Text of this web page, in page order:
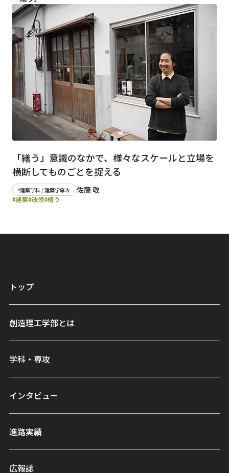
検索
早稲田大学 早稲田大学 理工学術院
交通アクセス
入試情報
学費 奨学金
日本語 English
「繕う」意識のなかで、様々なスケールと立場を
横断してものごとを捉える
建築学科 / 建築学専攻 佐藤 敬
#建築#改修#繕う
トップ
創造理工学部とは
学科・専攻
インタビュー
進路実績
広報誌